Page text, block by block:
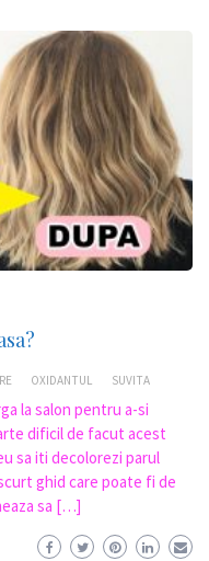
OXIDANTUL SUVITA
la salon pentru a-si
dificil de facut acest
sa iti decolorezi parul
ghid care poate fi de
sa […]